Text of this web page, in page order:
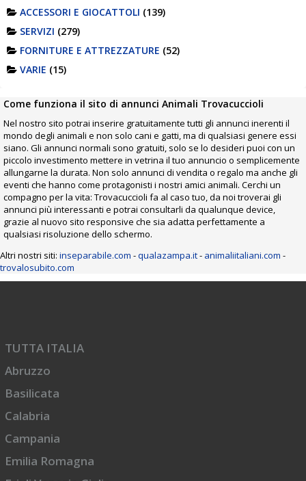
ACCESSORI E GIOCATTOLI (139)
SERVIZI (279)
FORNITURE E ATTREZZATURE (52)
VARIE (15)
Come funziona il sito di annunci Animali Trovacuccioli
Nel nostro sito potrai inserire gratuitamente tutti gli annunci inerenti il
mondo degli animali e non solo cani e gatti, ma di qualsiasi genere essi
siano. Gli annunci normali sono gratuiti, solo se lo desideri puoi con un
piccolo investimento mettere in vetrina il tuo annuncio o semplicemente
allungarne la durata. Non solo annunci di vendita o regalo ma anche gli
eventi che hanno come protagonisti i nostri amici animali. Cerchi un
compagno per la vita: Trovacuccioli fa al caso tuo, da noi troverai gli
annunci più interessanti e potrai consultarli da qualunque device,
grazie al nuovo sito responsive che sia adatta perfettamente a
qualsiasi risoluzione dello schermo.
Altri nostri siti: inseparabile.com -qualazampa.it- animaliitaliani.com -
trovalosubito.com
TUTTA ITALIA
Abruzzo
Basilicata
Calabria
Campania
Emilia Romagna